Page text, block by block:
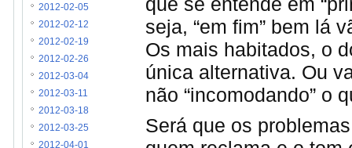
seja, “em fim” bem lá
Os mais habitados, o
única alternativa. Ou
não “incomodando” o
Será que os
2012-02-05
2012-02-12
2012-02-19
2012-02-26
2012-03-04
2012-03-11
2012-03-18
2012-03-25
2012-04-01